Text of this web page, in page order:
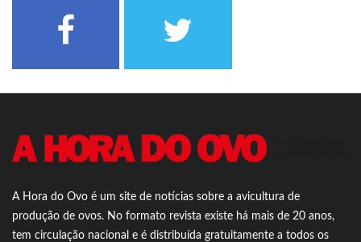
A Hora do Ovo é um site de notícias sobre a avicultura de
produção de ovos. No formato revista existe há mais de 20 anos,
tem circulação nacional e é distribuída gratuitamente a todos os